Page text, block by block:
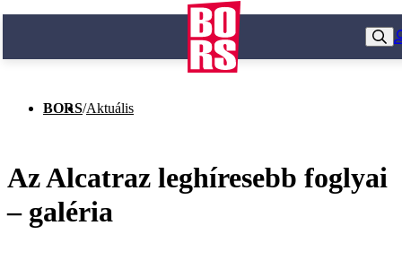
BORS/Aktuális
Az Alcatraz leghíresebb foglyai
– galéria